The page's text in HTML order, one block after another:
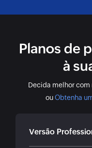
Planos de
à
Decida melhor com
ouObtenha
Versão